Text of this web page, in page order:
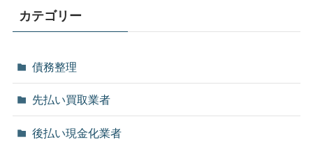
カテゴリー
債務整理
先払い買取業者
後払い現金化業者